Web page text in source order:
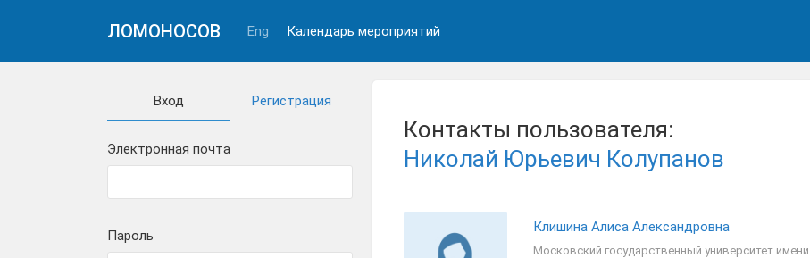
ЛОМОНОСОВ Eng Календарь мероприятий
Вход Регистрация
Электронная почта
Пароль
Контакты пользователя:
Николай Юрьевич Колупанов
Клишина Алиса Александровна
Московский государственный университет имени